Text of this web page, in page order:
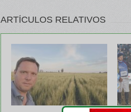
ARTÍCULOS RELATIVOS